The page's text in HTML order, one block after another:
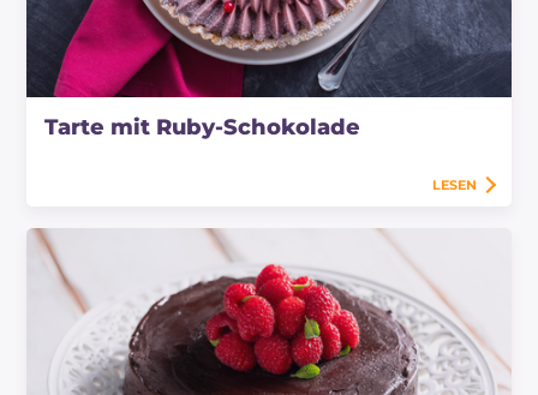
Tarte mit Ruby-Schokolade
LESEN